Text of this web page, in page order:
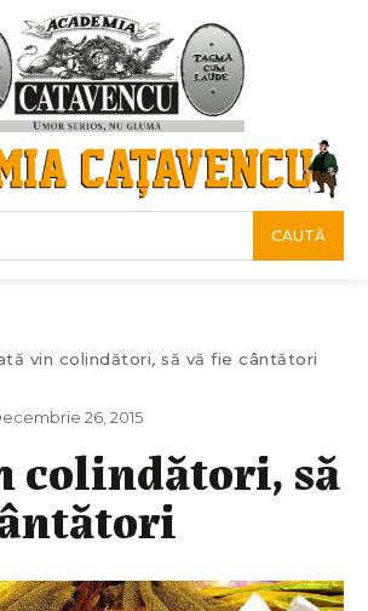
CAUTĂ
vin colindători, să vă fie cântători
26, 2015
colindători, să